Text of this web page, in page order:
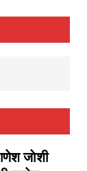
जाेशी